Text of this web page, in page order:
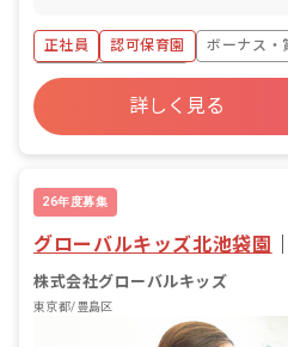
正社員 認可保育園
ボーナス・
年間休日120日以上
寮・住宅・家賃補助あり
社会保
詳しく見る
26年度募集
グローバルキッズ北池袋園
株式会社グローバルキッズ
東京都/豊島区